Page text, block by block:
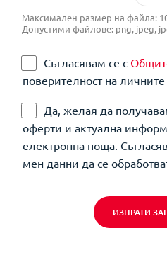
Максимален размер на файла:
Допустими файлове: png, jpeg,
Съгласявам се с
поверителност на
Да, желая да
оферти и актуална
електронна поща.
мен данни да се
ИЗПРАТИ